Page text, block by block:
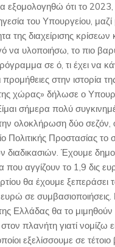
εξομολογηθώ ότι το
του Υπουργείου, μαζί
της διαχείρισης
να υλοποιήσω, το πιο
σε ό, τι έχει να
στην ιστορία
χώρας» δήλωσε ο
σήμερα πολύ
ολοκλήρωση δύο
Πολιτικής Προστασίας το
διαδικασιών. Έχουμε
αγγίζουν το 1,9 δις
θα έχουμε ξεπεράσει
σε συμβασιοποιήσεις.
Ελλάδας θα το μιμηθούν
πλανήτη γιατί νομίζω
εξελίσσουμε σε